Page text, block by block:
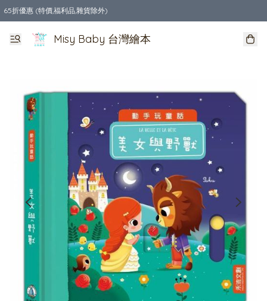
65折優惠 (特價,福利品,雜貨除外)
全店購物滿$550，免運費
Misy Baby 台灣繪本